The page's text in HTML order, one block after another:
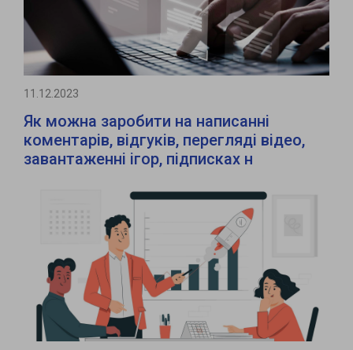
11.12.2023
Як можна заробити на написанні
коментарів, відгуків, перегляді відео,
завантаженні ігор, підписках н